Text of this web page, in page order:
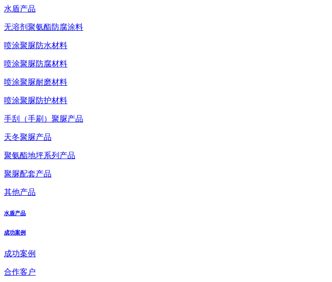
水盾产品
无溶剂聚氨酯防腐涂料
喷涂聚脲防水材料
喷涂聚脲防腐材料
喷涂聚脲耐磨材料
喷涂聚脲防护材料
手刮（手刷）聚脲产品
天冬聚脲产品
聚氨酯地坪系列产品
聚脲配套产品
其他产品
水盾产品
成功案例
成功案例
合作客户